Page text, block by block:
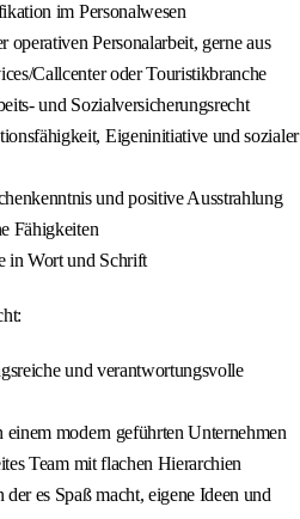
im Personalwesen
Personalarbeit, gerne aus
Callcenter oder Touristikbranche
und Sozialversicherungsrecht
Eigeninitiative und sozialer
und positive Ausstrahlung
Fähigkeiten
in Wort und Schrift
und verantwortungsvolle
modern geführten Unternehmen
Team mit flachen Hierarchien
es Spaß macht, eigene Ideen und